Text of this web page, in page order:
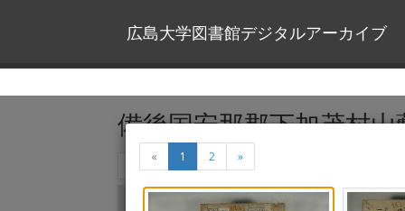
広島大学図書館デジタルアーカイブ